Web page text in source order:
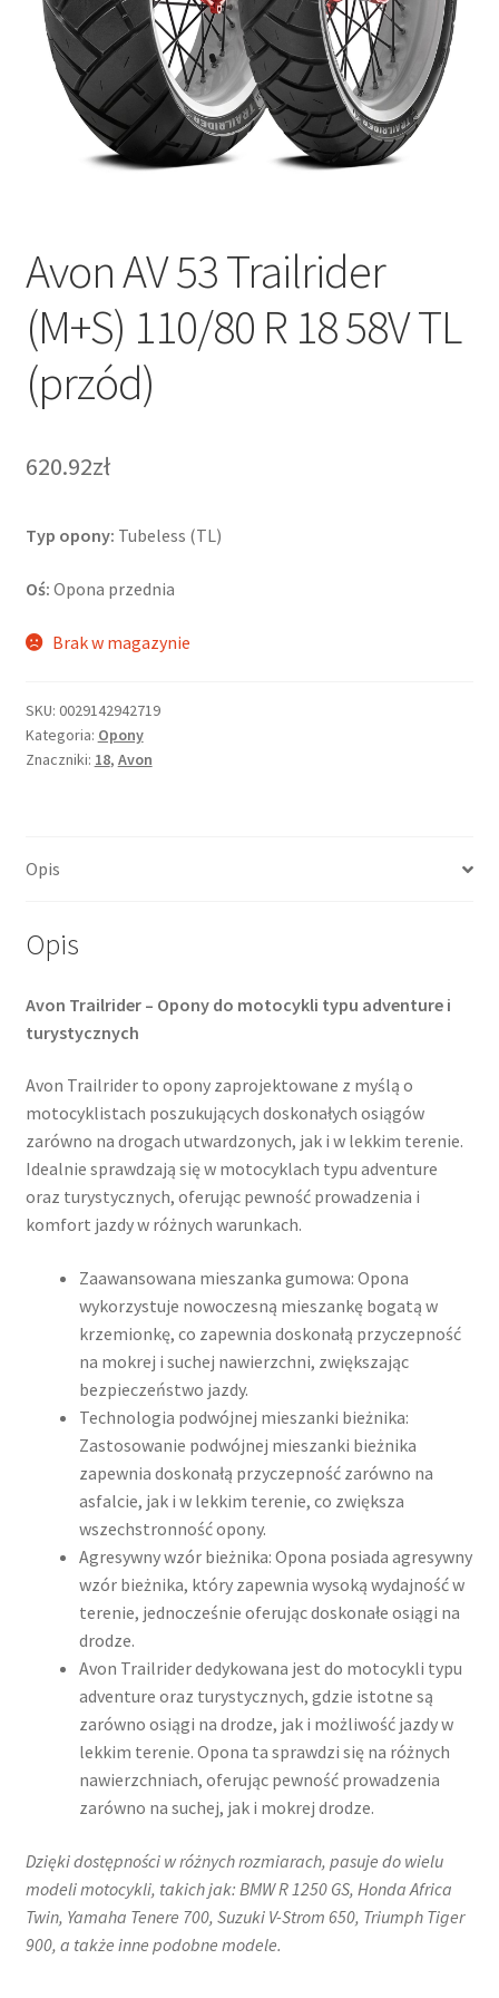
Avon AV 53 Trailrider
(M+S) 110/80 R 18 58V TL
(przód)
620.92zł
Typ opony: Tubeless (TL)
Oś: Opona przednia
Brak w magazynie
SKU: 0029142942719
Kategoria: Opony
Znaczniki: 18, Avon
Opis
Opis
Avon Trailrider – Opony do motocykli typu adventure i
turystycznych
Avon Trailrider to opony zaprojektowane z myślą o
motocyklistach poszukujących doskonałych osiągów
zarówno na drogach utwardzonych, jak i w lekkim terenie.
Idealnie sprawdzają się w motocyklach typu adventure
oraz turystycznych, oferując pewność prowadzenia i
komfort jazdy w różnych warunkach.​
Zaawansowana mieszanka gumowa: Opona
wykorzystuje nowoczesną mieszankę bogatą w
krzemionkę, co zapewnia doskonałą przyczepność
na mokrej i suchej nawierzchni, zwiększając
bezpieczeństwo jazdy.
Technologia podwójnej mieszanki bieżnika:
Zastosowanie podwójnej mieszanki bieżnika
zapewnia doskonałą przyczepność zarówno na
asfalcie, jak i w lekkim terenie, co zwiększa
wszechstronność opony.
Agresywny wzór bieżnika: Opona posiada agresywny
wzór bieżnika, który zapewnia wysoką wydajność w
terenie, jednocześnie oferując doskonałe osiągi na
drodze.
Avon Trailrider dedykowana jest do motocykli typu
adventure oraz turystycznych, gdzie istotne są
zarówno osiągi na drodze, jak i możliwość jazdy w
lekkim terenie. Opona ta sprawdzi się na różnych
nawierzchniach, oferując pewność prowadzenia
zarówno na suchej, jak i mokrej drodze.
Dzięki dostępności w różnych rozmiarach, pasuje do wielu
modeli motocykli, takich jak:​ BMW R 1250 GS, Honda Africa
Twin, Yamaha Tenere 700, Suzuki V-Strom 650, Triumph Tiger
900, a także inne podobne modele.